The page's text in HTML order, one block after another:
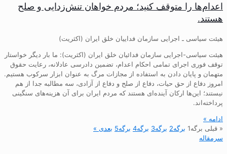
اعدام‌ها را متوقف کنید؛ مردم خواهان تنش‌زدایی و صلح
هستند.
هیئت سیاسی ـ اجرایی سازمان فداییان خلق ایران (اکثریت)
هیئت سیاسی-اجرایی سازمان فدائیان خلق ایران (اکثریت): ما بار دیگر خواستار
توقف فوری اجرای تمامی احکام اعدام، تضمین دادرسی عادلانه، رعایت حقوق
متهمان و پایان دادن به استفاده از مجازات مرگ به عنوان ابزار سرکوب هستیم.
امروز دفاع از حق حیات، دفاع از صلح و دفاع از آزادی، سه مطالبه جدا از هم
نیستند؛ این‌ها ارکان آینده‌ای هستند که مردم ایران برای آن هزینه‌های سنگینی
پرداخته‌اند.
ادامه »
« قبلی برگه1 برگه2 برگه3 برگه4 برگه5 بعدی »
سرمقاله